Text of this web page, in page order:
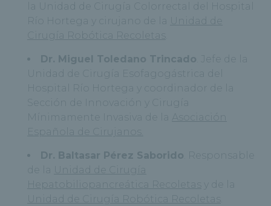
la Unidad de Cirugía Colorrectal del Hospital
Río Hortega y cirujano de la
Unidad de
Cirugía Robótica Recoletas
Dr. Miguel Toledano Trincado . Jefe de la
Unidad de Cirugía Esofagogástrica del
Hospital Río Hortega y coordinador de la
Sección de Innovación y Cirugía
Mínimamente Invasiva de la Asociación
Española de Cirujanos.
Dr. Baltasar Pérez Saborido . Responsable
de la
Unidad de Cirugía
Hepatobiliopancreática Recoletas
y de la
Unidad de Cirugía Robótica Recoletas